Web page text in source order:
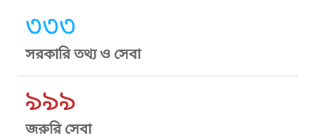
৩৩৩
সরকারি তথ্য ও সেবা
৯৯৯
জরুরি সেবা